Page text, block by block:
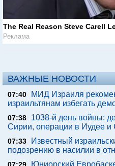
The Real Reason Steve Carell
Реклама
ВАЖНЫЕ НОВОСТИ
07:40
МИД Израиля
израильтянам избегать
07:38
1038-й день войны:
Сирии, операции в Иудее и
07:33
Известный
подозрению в насилии в